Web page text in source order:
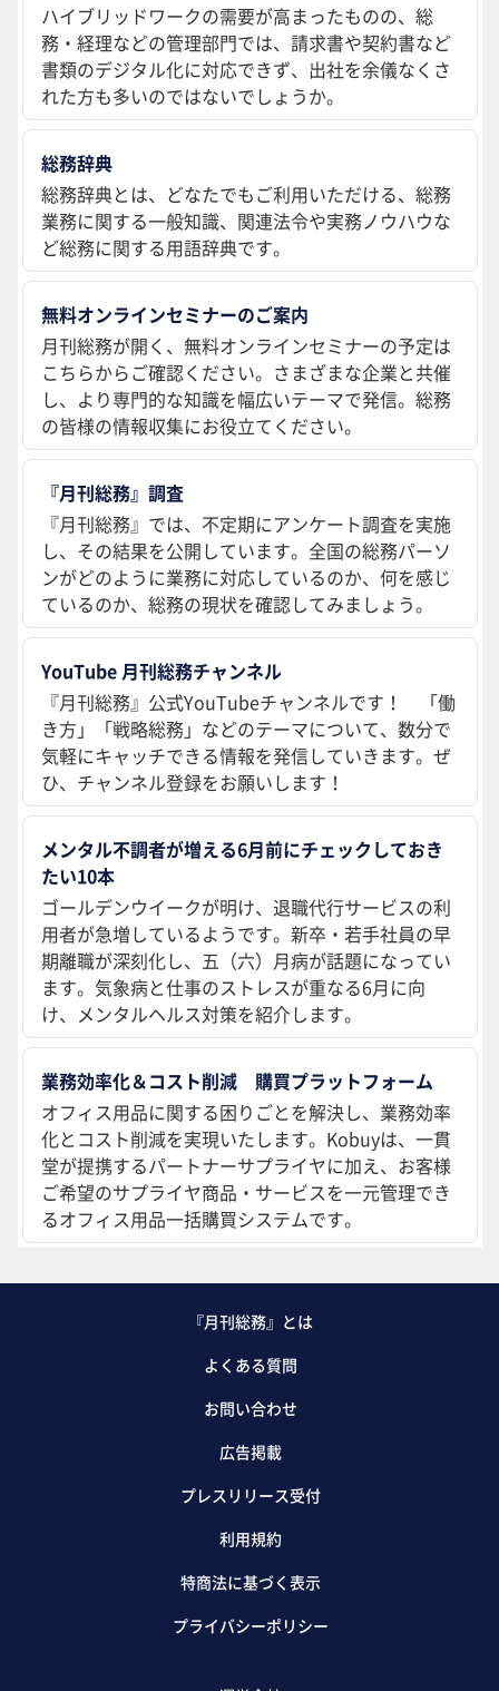
ハイブリッドワークの需要が高まったものの、総
務・経理などの管理部門では、請求書や契約書など
書類のデジタル化に対応できず、出社を余儀なくさ
れた方も多いのではないでしょうか。
総務辞典
総務辞典とは、どなたでもご利用いただける、総務
業務に関する一般知識、関連法令や実務ノウハウな
ど総務に関する用語辞典です。
無料オンラインセミナーのご案内
月刊総務が開く、無料オンラインセミナーの予定は
こちらからご確認ください。さまざまな企業と共催
し、より専門的な知識を幅広いテーマで発信。総務
の皆様の情報収集にお役立てください。
『月刊総務』調査
『月刊総務』では、不定期にアンケート調査を実施
し、その結果を公開しています。全国の総務パーソ
ンがどのように業務に対応しているのか、何を感じ
ているのか、総務の現状を確認してみましょう。
YouTube 月刊総務チャンネル
『月刊総務』公式YouTubeチャンネルです！ 「働
き方」「戦略総務」などのテーマについて、数分で
気軽にキャッチできる情報を発信していきます。ぜ
ひ、チャンネル登録をお願いします！
メンタル不調者が増える6月前にチェックしておき
たい10本
ゴールデンウイークが明け、退職代行サービスの利
用者が急増しているようです。新卒・若手社員の早
期離職が深刻化し、五（六）月病が話題になってい
ます。気象病と仕事のストレスが重なる6月に向
け、メンタルヘルス対策を紹介します。
業務効率化＆コスト削減 購買プラットフォーム
オフィス用品に関する困りごとを解決し、業務効率
化とコスト削減を実現いたします。Kobuyは、一貫
堂が提携するパートナーサプライヤに加え、お客様
ご希望のサプライヤ商品・サービスを一元管理でき
るオフィス用品一括購買システムです。
『月刊総務』とは
よくある質問
お問い合わせ
広告掲載
プレスリリース受付
利用規約
特商法に基づく表示
プライバシーポリシー